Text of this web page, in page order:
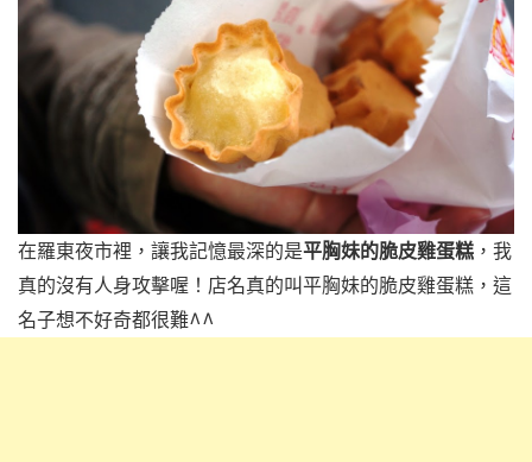
在羅東夜市裡，讓我記憶最深的是平胸妹的脆皮雞蛋糕 ，我
真的沒有人身攻擊喔！店名真的叫平胸妹的脆皮雞蛋糕，這
名子想不好奇都很難^^